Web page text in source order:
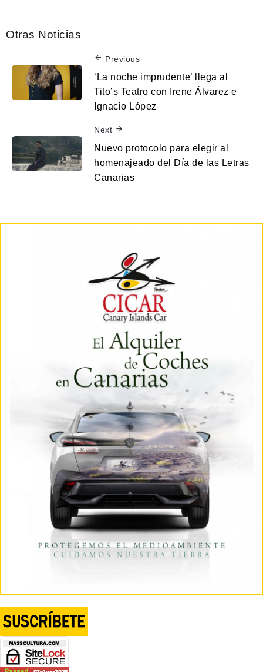
Otras Noticias
Previous
‘La noche imprudente’ llega al
Tito’s Teatro con Irene Álvarez e
Ignacio López
Next
Nuevo protocolo para elegir al
homenajeado del Día de las Letras
Canarias